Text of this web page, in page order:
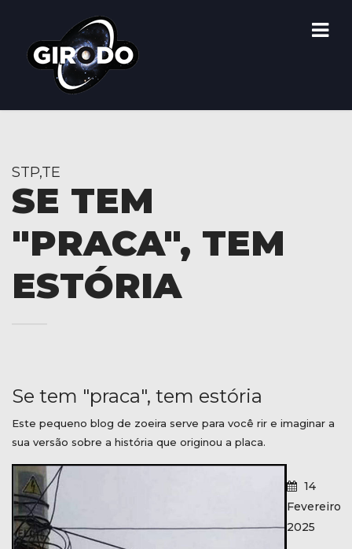
STP,TE
SE TEM
"PRACA", TEM
ESTÓRIA
Se tem "praca", tem estória
Este pequeno blog de zoeira serve para você rir e imaginar a
sua versão sobre a história que originou a placa.
14
Fevereiro
2025